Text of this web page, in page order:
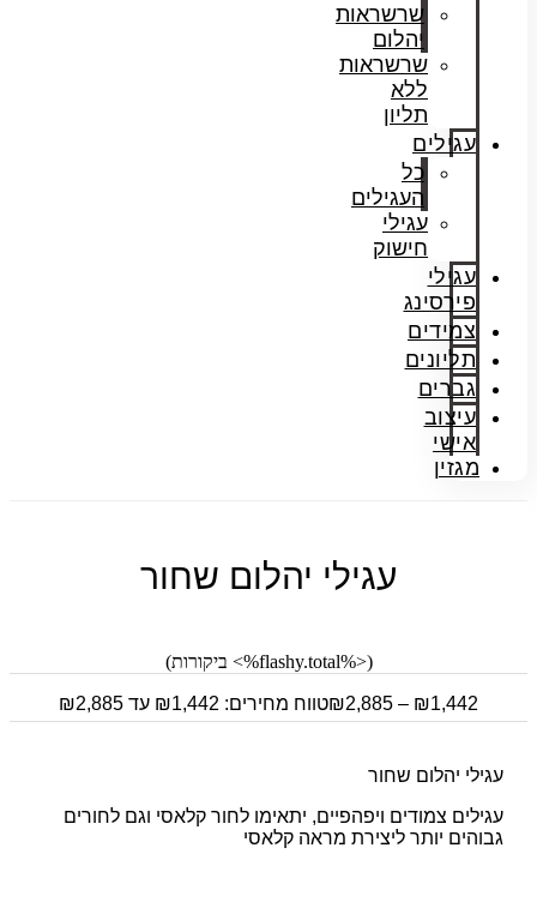
שרשראות
יהלום
שרשראות
ללא
תליון
עגילים
כל
העגילים
עגילי
חישוק
עגילי
פירסינג
צמידים
תליונים
גברים
עיצוב
אישי
מגזין
עגילי יהלום שחור
(<%flashy.total%> ביקורות)
₪1,442
–
₪2,885 טווח מחירים: ⁦₪1,442⁩ עד ⁦₪2,885⁩
עגילי יהלום שחור
עגילים צמודים ויפהפיים, יתאימו לחור קלאסי וגם לחורים
גבוהים יותר ליצירת מראה קלאסי